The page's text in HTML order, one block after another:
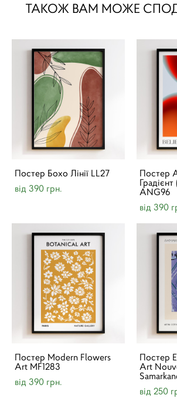
ТАКОЖ ВАМ МОЖЕ
Постер Бохо Лінії LL27
від 390 грн.
Постер
ANG96
від 390
Постер Modern Flowers
Art MF1283
від 390 грн.
Постер
Art
від 250